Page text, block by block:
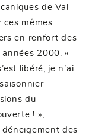
de Val
ces mêmes
en renfort des
2000. «
libéré, je n’ai
du
! »,
des